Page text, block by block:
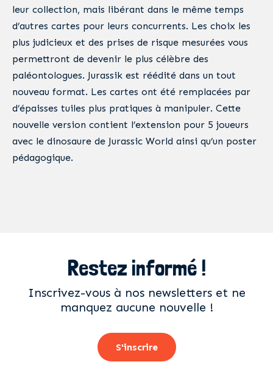
leur collection, mais libérant dans le même temps
d’autres cartes pour leurs concurrents. Les choix les
plus judicieux et des prises de risque mesurées vous
permettront de devenir le plus célèbre des
paléontologues. Jurassik est réédité dans un tout
nouveau format. Les cartes ont été remplacées par
d’épaisses tuiles plus pratiques à manipuler. Cette
nouvelle version contient l’extension pour 5 joueurs
avec le dinosaure de Jurassic World ainsi qu’un poster
pédagogique.
Restez informé !
Inscrivez-vous à nos newsletters et ne
manquez aucune nouvelle !
S'inscrire